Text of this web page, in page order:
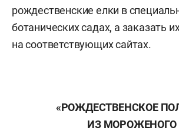
рождественские елки в
ботанических садах, а заказать
на соответствующих сайтах.
«РОЖДЕСТВЕНСКОЕ
ИЗ МОРОЖЕНОГО